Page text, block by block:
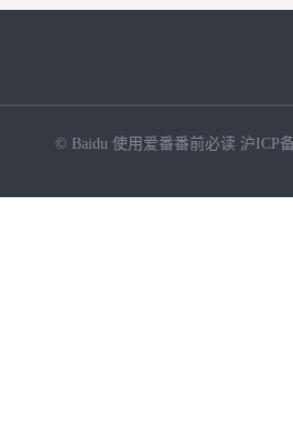
© Baidu 使用爱番番前必读 沪ICP